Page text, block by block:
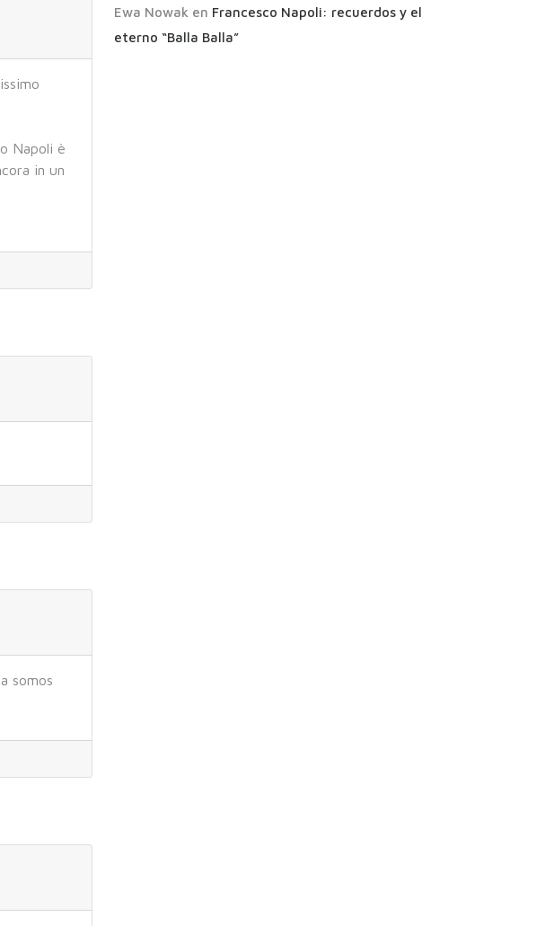
Napoli è
in un
somos
Ewa Nowak en Francesco Napoli: recuerdos y el
eterno “Balla Balla”